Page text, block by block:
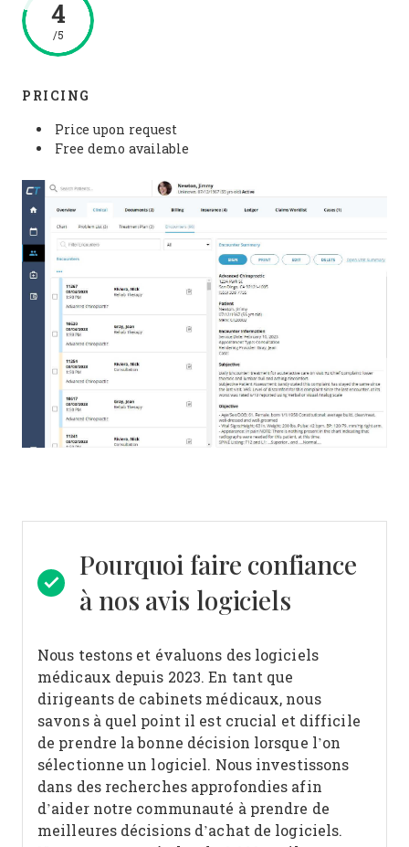
4
/5
PRICING
Price upon request
Free demo available
Pourquoi faire confiance
à nos avis logiciels
Nous testons et évaluons des logiciels
médicaux depuis 2023. En tant que
dirigeants de cabinets médicaux, nous
savons à quel point il est crucial et difficile
de prendre la bonne décision lorsque l’on
sélectionne un logiciel. Nous investissons
dans des recherches approfondies afin
d’aider notre communauté à prendre de
meilleures décisions d’achat de logiciels.